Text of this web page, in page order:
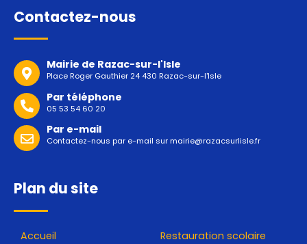
Contactez-nous
Mairie de Razac-sur-l'Isle
Place Roger Gauthier 24 430 Razac-sur-l'Isle
Par téléphone
05 53 54 60 20
Par e-mail
Contactez-nous par e-mail surmairie@razacsurlisle.fr
Plan du site
Accueil
Restauration scolaire